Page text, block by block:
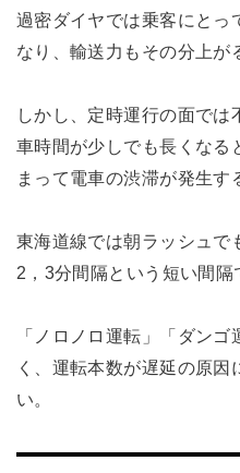
過密ダイヤでは乗客にとっ
なり、輸送力もその分上が
しかし、定時運行の面で
車時間が少しでも長くなる
まって電車の渋滞が発生す
東海道線では朝ラッシュで
2，3分間隔という短い間隔
「ノロノロ運転」「ダン
く、運転本数が遅延の原因
い。